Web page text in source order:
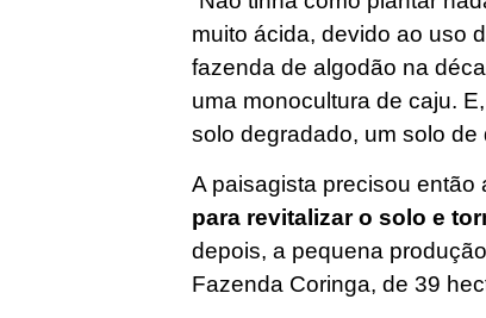
muito ácida, devido ao uso
fazenda de algodão na
uma monocultura de caju.
solo degradado, um solo de
A paisagista precisou então
para revitalizar o solo e
depois, a pequena
Fazenda Coringa, de 39